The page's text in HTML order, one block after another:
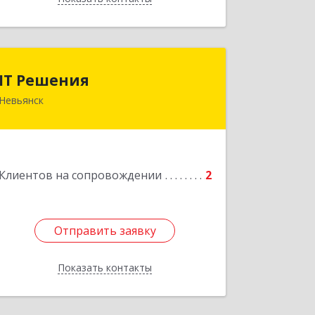
IT Решения
Невьянск
Клиентов на сопровождении 2
Отправить заявку
Показать контакты
Отправить заявку
Назад